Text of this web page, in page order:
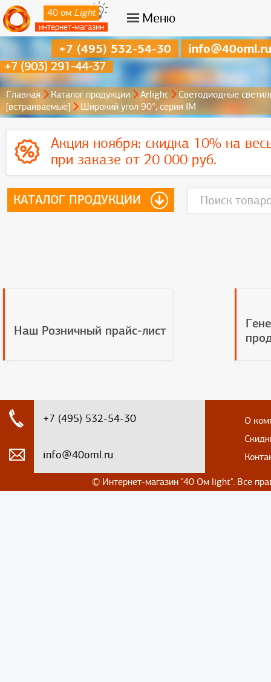
40 ом Light
интернет-магазин
Меню
+7 (903) 291-44-37
+7 (495) 532-54-30 info@40oml.ru
Главная Каталог продукции Arlight
Светодиодные
[встраиваемые]
Широкий угол 90°, серия IM
Акция ноября: скидка 10% на
при заказе от 20 000 руб.
КАТАЛОГ ПРОДУКЦИИ
Наш Розничный прайс-лист
+7 (495) 532-54-30
info@40oml.ru
О
© Интернет-магазин "40 Ом light". Все